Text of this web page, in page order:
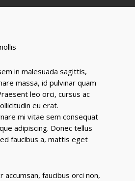
in malesuada sagittis,
massa, id pulvinar quam
leo orci, cursus ac
eu erat.
mi vitae sem consequat
adipiscing. Donec tellus
faucibus a, mattis eget
faucibus orci non,